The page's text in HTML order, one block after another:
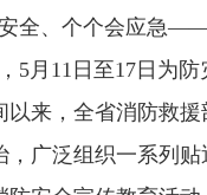
全、个个会应急
5月11日至17日为
以来，全省消防救
广泛组织一系列贴